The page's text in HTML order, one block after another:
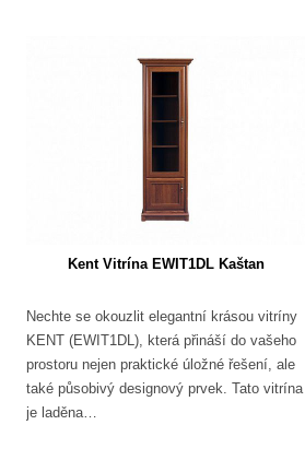
Kent Vitrína EWIT1DL Kaštan
Nechte se okouzlit elegantní krásou vitríny
KENT (EWIT1DL), která přináší do vašeho
prostoru nejen praktické úložné řešení, ale
také působivý designový prvek. Tato vitrína
je laděna…